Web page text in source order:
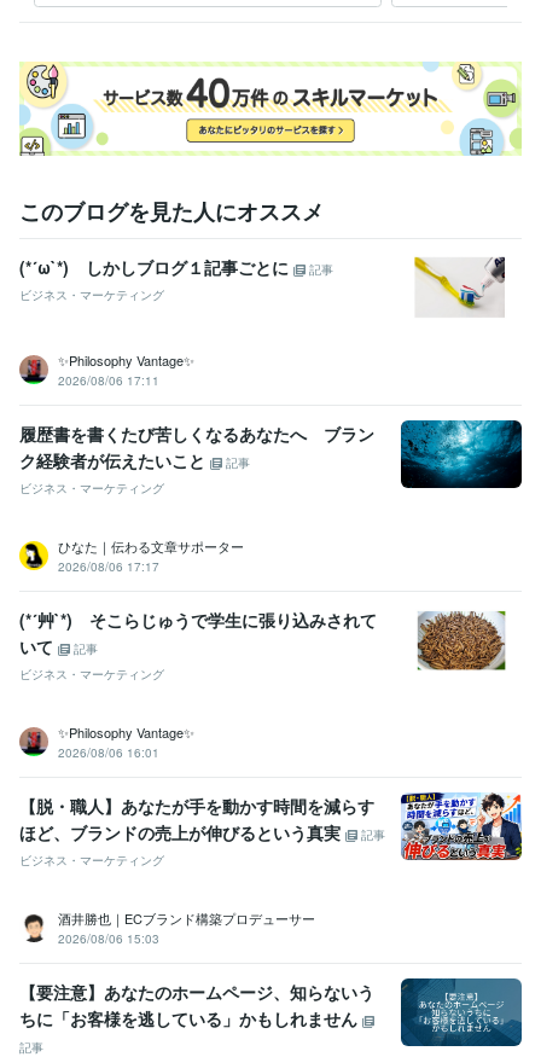
開始２週間でプラチナランク達成　2023/12/13デビュー 開始２カ月
件、売上70万』達成 開始４ヶ月で『販売数200件』達成 　売上額は
今後は非公開
単月売上100件＆評価オール5獲得
開始５ヶ月で『販
売数300件』達成 開始6ヶ月で『販売数350件』達成 開始7ヶ月で
『販売数390件』達成
開始8ヶ月で『販売数430件』達成
開始9ヶ月
で『販売数470件』達成 開始10ヶ月で『販売数500件』達成 開始11
年間のココナラ活動休止
ココナラ活動再開
経営労務コンサルタント 取得年 : 2017年
メンタルヘルスマネジメント検定
ビジネス能力検定（B検）
プログラミング言語・フレームワーク
Google Apps Script:3年HTML:3年 JavaScript:3年Python:3年
CSS:3年
Excel:23年 Google サイト:6年Google スプレッドシート:9年
Google スライド:9年
Google Search Console:4年ChatGPT:4年DALL-E:3年
Filmora:3年
CapCut:4年
Adobe Analytics:4年
Lightroom:3年
コンサルタント（建設・補償・経営・営業・事業再生）:19年
得意分野
集客・マーケティング相談
『マーケティング』を武器にしたコンサ
トコンサル ３日コンサル 電話コンサル
ココナラ
マーケティング
SEO ココナラのコンサル
資産運用・副業の相談 毎月６桁収益継続中の副業を伝授
収益化
オリジナル
け！
このブログを見た人にオススメ
(*´ω`*) しかしブログ１記事ごとに
記事
ビジネス・マーケティング
✨Philosophy Vantage✨
2026/08/06 17:11
履歴書を書くたび苦しくなるあなたへ ブラン
ク経験者が伝えたいこと
記事
ビジネス・マーケティング
ひなた｜伝わる文章サポーター
2026/08/06 17:17
(*´艸`*) そこらじゅうで学生に張り込みされて
いて
記事
ビジネス・マーケティング
✨Philosophy Vantage✨
2026/08/06 16:01
【脱・職人】あなたが手を動かす時間を減らす
ほど、ブランドの売上が伸びるという真実
記事
ビジネス・マーケティング
酒井勝也｜ECブランド構築プロデューサー
2026/08/06 15:03
【要注意】あなたのホームページ、知らないう
ちに「お客様を逃している」かもしれません
記事